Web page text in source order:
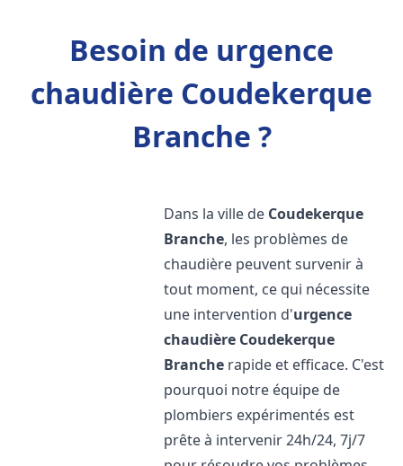
Besoin de urgence
chaudière Coudekerque
Branche ?
Dans la ville de Coudekerque
Branche, les problèmes de
chaudière peuvent survenir à
tout moment, ce qui nécessite
une intervention d'urgence
chaudière Coudekerque
Branche rapide et efficace. C'est
pourquoi notre équipe de
plombiers expérimentés est
prête à intervenir 24h/24, 7j/7